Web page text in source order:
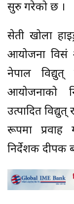
सुरु गरेको छ ।
सेती खोला
आयोजना विसं
नेपाल विद्युत्
आयोजनाको
उत्पादित विद्युत्
रूपमा प्रवाह
निर्देशक दीपक